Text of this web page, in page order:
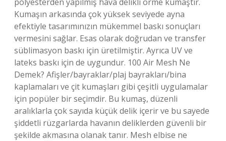
Kumaşın arkasında çok yüksek seviyede ayna
efektiyle tasarımınızın mükemmel baskı sonuçları
vermesini sağlar. Esas olarak doğrudan ve transfer
süblimasyon baskı için üretilmiştir. Ayrıca UV ve
lateks baskı için de uygundur. 100 Air Mesh Ne
Demek? Afişler/bayraklar/plaj bayrakları/bina
kaplamaları ve çit kumaşları gibi çeşitli uygulamalar
için popüler bir seçimdir. Bu kumaş, düzenli
aralıklarla çok sayıda küçük delik içerir ve bu sayede
şiddetli rüzgarlarda havanın deliklerden güvenli bir
şekilde akmasına olanak tanır. Mesh elbise ne